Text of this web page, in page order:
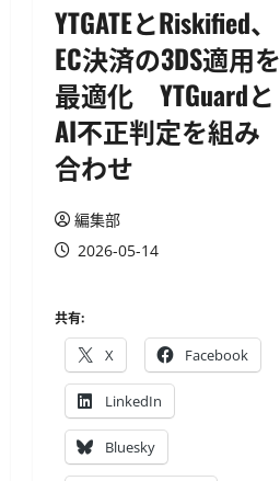
YTGATEとRiskified、
EC決済の3DS適用を
最適化 YTGuardと
AI不正判定を組み
合わせ
編集部
2026-05-14
共有:
X Facebook
LinkedIn
Bluesky